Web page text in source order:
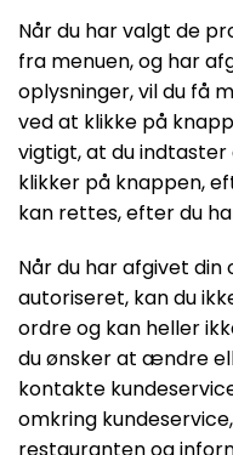
Når du har valgt de
fra menuen, og har
oplysninger, vil du få
ved at klikke på
vigtigt, at du
klikker på knappen,
kan rettes, efter du
Når du har afgivet
autoriseret, kan du
ordre og kan heller
du ønsker at ændre
kontakte
omkring